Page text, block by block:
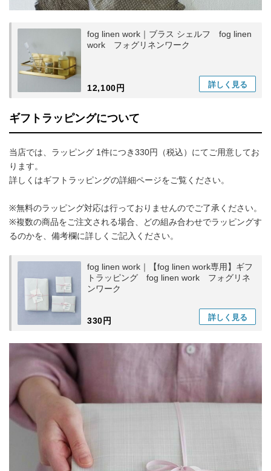
fog linen work｜ブラス シェルフ fog linen
work フォグリネンワーク
12,100円 詳しく 見る
ギフトラッピングについて
当店では、ラッピング 1件につき330円（税込）にてご用意してお
ります。
詳しくはギフトラッピングの詳細ページをご覧ください。
※無料のラッピング対応は行っておりませんのでご了承ください。
※複数の商品をご注文される場合、どの組み合わせでラッピングす
るのかを、備考欄に詳しくご記入ください。
fog linen work｜【fog linen work専用】ギフ
トラッピング fog linen work フォグリネ
ンワーク
330円 詳しく 見る